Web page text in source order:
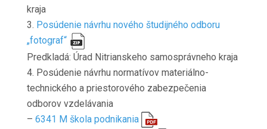
kraja
3. Posúdenie návrhu nového študijného odboru
„fotograf“
Predkladá: Úrad Nitrianskeho samosprávneho kraja
4. Posúdenie návrhu normatívov materiálno-
technického a priestorového zabezpečenia
odborov vzdelávania
– 6341 M škola podnikania